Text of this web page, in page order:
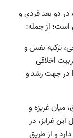
در دو بعد فردى و
است؛ از جمله:
تزكيه نفس و
اخلاقى
در جهت رشد و
ميان غريزه و
غرایز، در
و از طريق